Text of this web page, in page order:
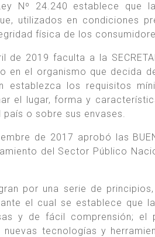
Nº 24.240 establece que
utilizados en condiciones
física de los
2019 faculta a la
o en el organismo que decida
los requisitos
el lugar, forma y
o sobre sus envases.
de 2017 aprobó las
del Sector Público
por una serie de
el cual se establece que
y de fácil comprensión; el
tecnologías y